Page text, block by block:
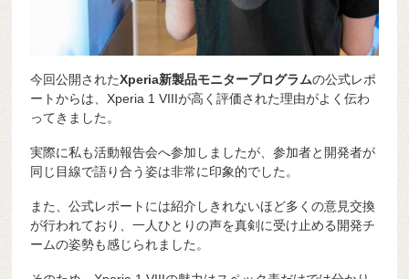
今回公開されたXperia新製品モニタープログラムの公式レポ
ートからは、Xperia 1 VIIIが高く評価された理由がよく伝わ
ってきました。
実際に私も活動報告会へ参加しましたが、参加者と開発者が
同じ目線で語り合う姿は非常に印象的でした。
また、公式レポートには紹介しきれないほど多くの意見交換
が行われており、一人ひとりの声を真剣に受け止める開発チ
ームの姿勢も感じられました。